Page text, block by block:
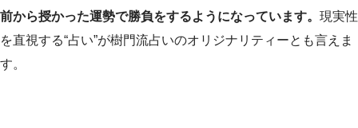
前から授かった運勢で勝負をするようになっています。 現実性
を直視する“占い”が樹門流占いのオリジナリティーとも言えま
す。